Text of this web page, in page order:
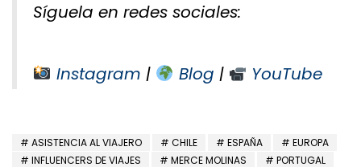
Síguela en redes sociales:
Instagram | Blog | YouTube
ASISTENCIA AL VIAJERO CHILE ESPAÑA
EUROPA
INFLUENCERS DE VIAJES
MERCE MOLINAS PORTUGAL